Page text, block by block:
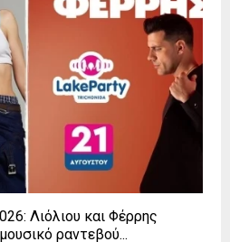
Λιόλιου και Φέρρης
ραντεβού...